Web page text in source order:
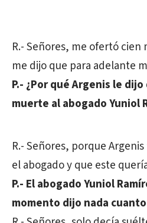
R.- Señores, me ofertó cien
me dijo que para adelante
P.- ¿Por qué Argenis le
muerte al abogado Yuniol
R.- Señores, porque
el abogado y que este
P.- El abogado Yuniol
momento dijo nada